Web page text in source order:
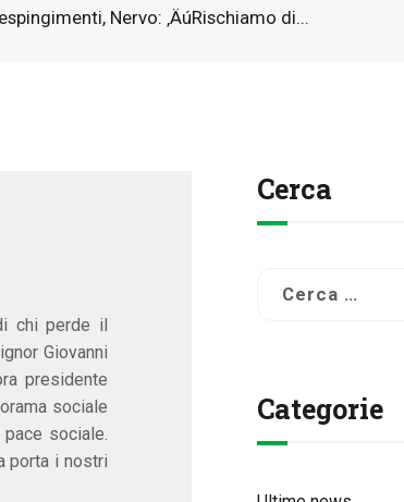
Nervo: ‚ÄúRischiamo di...
chi perde il
Giovanni
presidente
sociale
sociale.
porta i nostri
Cerca
Categorie